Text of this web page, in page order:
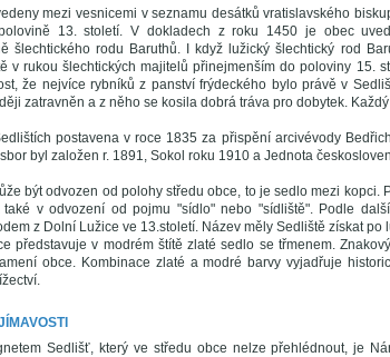
mezi vesnicemi v seznamu desátků vratislavského
13. století. V dokladech z roku 1450 je obec
šlechtického rodu Baruthů. I když lužický šlechtický rod
v rukou šlechtických majitelů přinejmenším do poloviny 15.
že nejvíce rybníků z panství frýdeckého bylo právě v
zatravněn a z něho se kosila dobrá tráva pro dobytek.
postavena v roce 1835 za přispění arcivévody
byl založen r. 1891, Sokol roku 1910 a Jednota
být odvozen od polohy středu obce, to je sedlo mezi kopci.
také v odvození od pojmu "sídlo" nebo "sídliště". Podle
z Dolní Lužice ve 13.století. Název měly Sedliště získat po
představuje v modrém štítě zlaté sedlo se třmenem.
obce. Kombinace zlaté a modré barvy vyjadřuje
Sedlišť, který ve středu obce nelze přehlédnout, je